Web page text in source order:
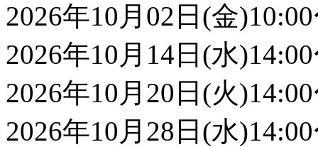
2026年10月02日(金
2026年10月14日(水
2026年10月20日(火
2026年10月28日(水